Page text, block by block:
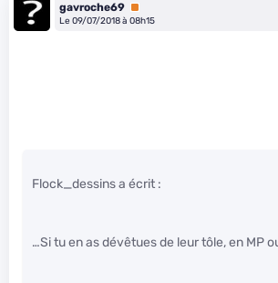
gavroche69 Premium
Le 09/07/2018 à 08h15
Flock_dessins a écrit :
…Si tu en as dévêtues de leur tôle, en MP